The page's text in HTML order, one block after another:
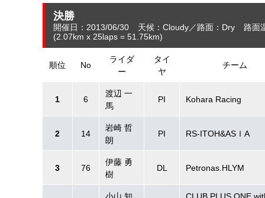
決勝
開催日：2013/06/30 天候：Cloudy 路面：Dry
路
(2.07km x 25laps = 51.75km)
順位 No
ライダ
ー
タイ
ヤ
チーム
1 6
渡辺 一
馬
PI Kohara Racing
2 14
岩崎 哲
朗
PI RS-ITOH&ASＩA
3 76
伊藤 勇
樹
DL Petronas.HLYM